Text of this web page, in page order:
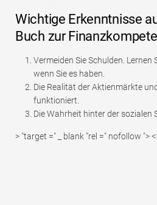
Wichtige Erkenntnisse
Buch zur
Vermeiden Sie Schulden. Lernen
wenn Sie es haben.
Die Realität der Aktienmärkte
funktioniert.
Die Wahrheit hinter der sozialen
> "target =" _ blank "rel =" nofollow ">